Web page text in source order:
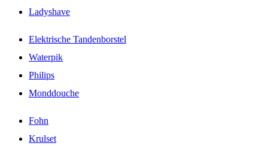
Ladyshave
Elektrische Tandenborstel
Waterpik
Philips
Monddouche
Fohn
Krulset